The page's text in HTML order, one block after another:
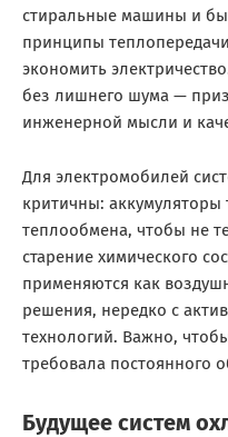
стиральные машины и
принципы
экономить
без лишнего шума —
инженерной мысли и
Для электромобилей
критичны: аккумуляторы
теплообмена, чтобы не
старение химического
применяются как
решения, нередко с
технологий. Важно,
требовала постоянного
Будущее систем